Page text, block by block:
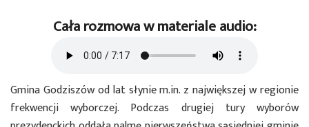
Cała rozmowa w materiale audio:
Gmina Godziszów od lat słynie m.in. z największej w regionie
frekwencji wyborczej. Podczas drugiej tury wyborów